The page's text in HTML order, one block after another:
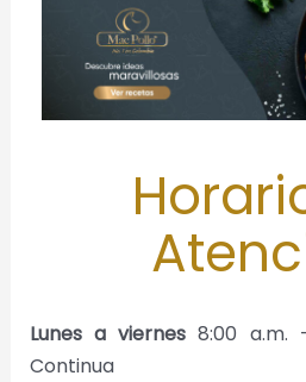
Lunes a viernes 8:00 a.m.
Continua